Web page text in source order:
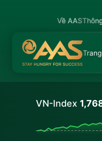
Về AAS
VN-Index